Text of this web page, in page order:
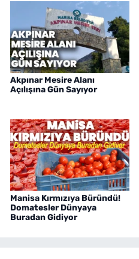
Akpınar Mesire Alanı
Açılışına Gün Sayıyor
Manisa Kırmızıya Büründü!
Domatesler Dünyaya
Buradan Gidiyor